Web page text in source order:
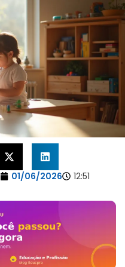
01/06/2026 12:51